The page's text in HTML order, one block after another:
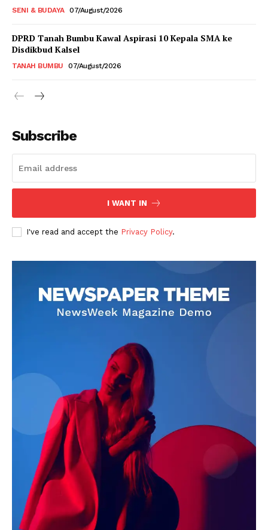
SENI & BUDAYA 07/August/2026
DPRD Tanah Bumbu Kawal Aspirasi 10 Kepala SMA ke
Disdikbud Kalsel
TANAH BUMBU 07/August/2026
Subscribe
I WANT IN
I've read and accept the Privacy Policy.